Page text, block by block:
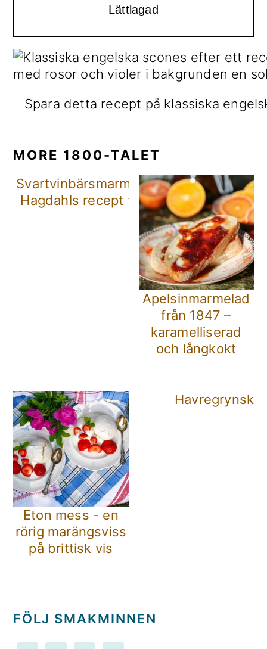
Lättlagad
Spara detta recept på klassiska
MORE 1800-TALET
Svartvinbärsmarmelad – Dr.
Hagdahls recept från 1891
Apelsinmarmelad
från 1847 –
karamelliserad
och långkokt
Eton mess - en
rörig marängsviss
på brittisk vis
FÖLJ SMAKMINNEN